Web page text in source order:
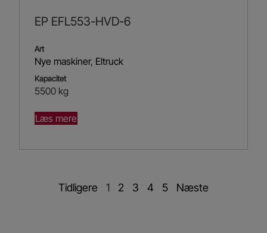
EP EFL553-HVD-6
Art
Nye maskiner, Eltruck
Kapacitet
5500 kg
Læs mere
Tidligere 1 2 3 4 5 Næste